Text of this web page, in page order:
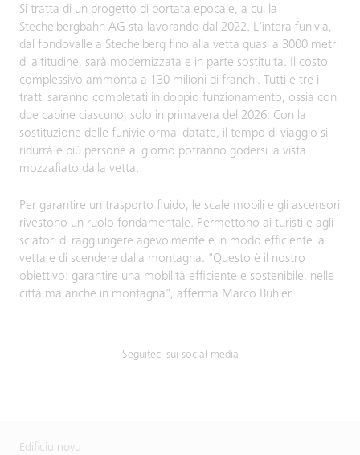
Si tratta di un progetto di portata epocale, a cui la
Stechelbergbahn AG sta lavorando dal 2022. L'intera funivia,
dal fondovalle a Stechelberg fino alla vetta quasi a 3000 metri
di altitudine, sarà modernizzata e in parte sostituita. Il costo
complessivo ammonta a 130 milioni di franchi. Tutti e tre i
tratti saranno completati in doppio funzionamento, ossia con
due cabine ciascuno, solo in primavera del 2026. Con la
sostituzione delle funivie ormai datate, il tempo di viaggio si
ridurrà e più persone al giorno potranno godersi la vista
mozzafiato dalla vetta.
Per garantire un trasporto fluido, le scale mobili e gli ascensori
rivestono un ruolo fondamentale. Permettono ai turisti e agli
sciatori di raggiungere agevolmente e in modo efficiente la
vetta e di scendere dalla montagna. "Questo è il nostro
obiettivo: garantire una mobilità efficiente e sostenibile, nelle
città ma anche in montagna", afferma Marco Bühler.
Seguiteci sui social media
Edificiu novu